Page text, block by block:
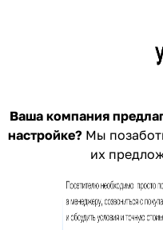
Ваша компания
настройке? Мы
их